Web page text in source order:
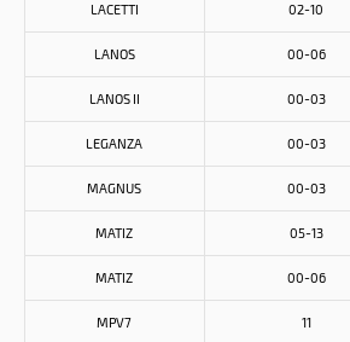
LACETTI 02-10
LANOS 00-06
LANOS II 00-03
LEGANZA 00-03
MAGNUS 00-03
MATIZ 05-13
MATIZ 00-06
MPV7 11